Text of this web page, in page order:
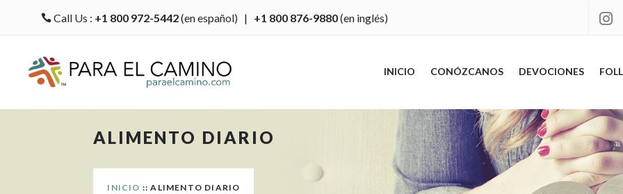
Call Us : +1 800 972-5442(en español) | +1 800 876-9880(en inglés) 
INICIO CONÓZCANOS DEVOCIONES
ALIMENTO DIARIO
INICIO :: ALIMENTO DIARIO